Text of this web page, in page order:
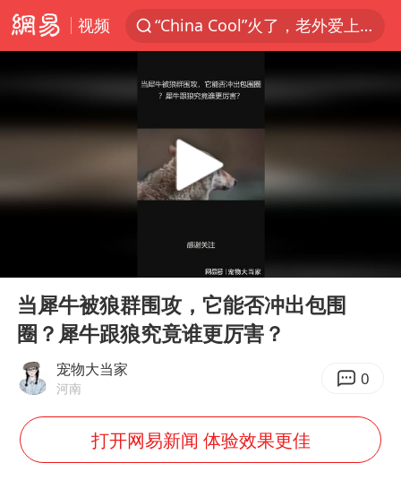
视频
“China Cool”火了，老外爱上中国避暑游
四川宜宾3.4级地震
伊斯兰版北约来了吗
中国父女泰国骑摩托车坠崖1死1伤
浙江台州《告全体市民书》
周末打虎 宋致远被查
店主称换“青海拉面”招牌后生意更好
Play
当犀牛被狼群围攻，它能否冲出包围
圈？犀牛跟狼究竟谁更厉害？
宠物大当家
河南 0
打开网易新闻 体验效果更佳